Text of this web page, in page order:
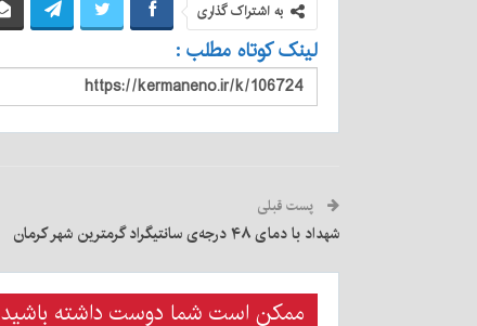
به اشتراک گذاری
لینک کوتاه مطلب :
پست قبلی
شهداد با دمای ۴۸ درجه‌ی سانتیگراد گرمترین شهر کرمان
ممکن است شما دوست داشته باشید